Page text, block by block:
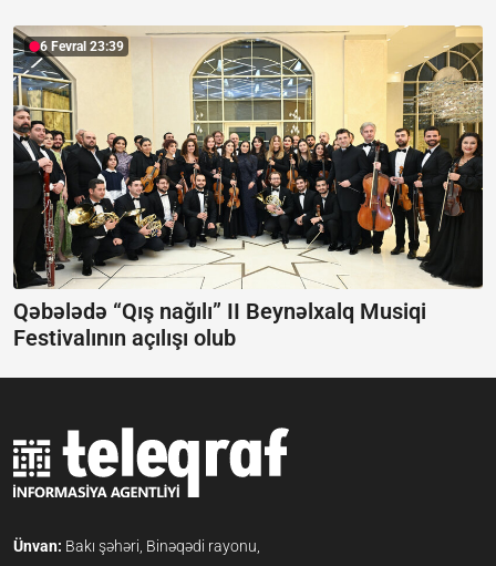
6 Fevral 23:39
Qəbələdə “Qış nağılı” II Beynəlxalq Musiqi
Festivalının açılışı olub
Ünvan: Bakı şəhəri, Binəqədi rayonu,